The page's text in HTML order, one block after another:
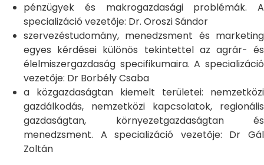
pénzügyek és makrogazdasági problémák. A
specializáció vezetője: Dr. Oroszi Sándor
szervezéstudomány, menedzsment és marketing
egyes kérdései különös tekintettel az agrár- és
élelmiszergazdaság specifikumaira. A specializáció
vezetője: Dr Borbély Csaba
a közgazdaságtan kiemelt területei: nemzetközi
gazdálkodás, nemzetközi kapcsolatok, regionális
gazdaságtan, környezetgazdaságtan és
menedzsment. A specializáció vezetője: Dr Gál
Zoltán